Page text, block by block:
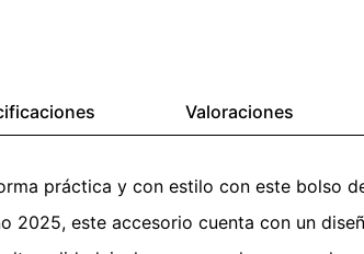
Valoraciones
práctica y con estilo con este bolso
2025, este accesorio cuenta con un